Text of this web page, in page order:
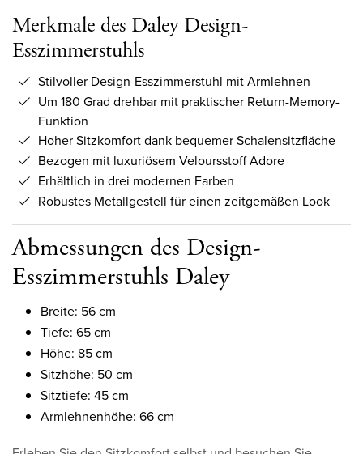
Merkmale des Daley Design-
Esszimmerstuhls
Stilvoller Design-Esszimmerstuhl mit Armlehnen
Um 180 Grad drehbar mit praktischer Return-Memory-
Funktion
Hoher Sitzkomfort dank bequemer Schalensitzfläche
Bezogen mit luxuriösem Veloursstoff Adore
Erhältlich in drei modernen Farben
Robustes Metallgestell für einen zeitgemäßen Look
Abmessungen des Design-
Esszimmerstuhls Daley
Breite: 56 cm
Tiefe: 65 cm
Höhe: 85 cm
Sitzhöhe: 50 cm
Sitztiefe: 45 cm
Armlehnenhöhe: 66 cm